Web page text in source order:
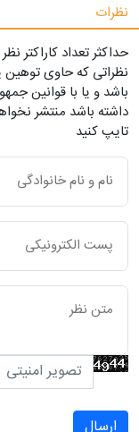
نظرات
حداکثر تعداد کاراکتر نظر 200 ميياشد
نظراتی که حاوی توهین
باشد و یا با قوانین
داشته باشد منتشر
تایپ کنید
ارسال